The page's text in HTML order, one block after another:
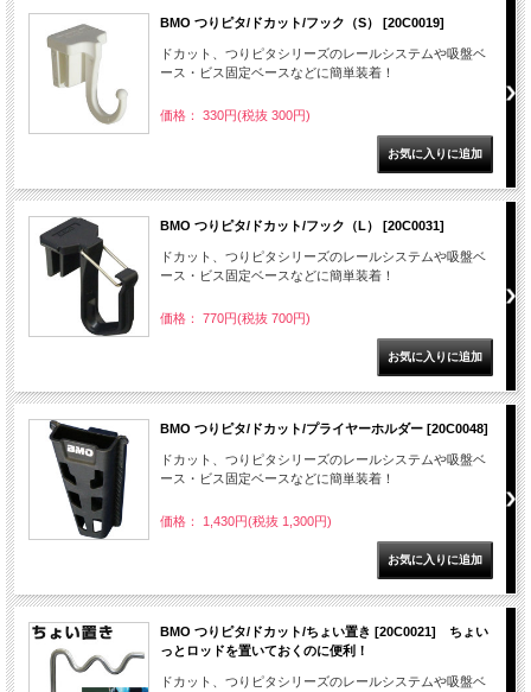
BMO つりピタ/ドカット/フック（S） [20C0019]
ドカット、つりピタシリーズのレールシステムや吸盤ベ
ース・ビス固定ベースなどに簡単装着！
価格： 330円(税抜 300円)
BMO つりピタ/ドカット/フック（L） [20C0031]
ドカット、つりピタシリーズのレールシステムや吸盤ベ
ース・ビス固定ベースなどに簡単装着！
価格： 770円(税抜 700円)
BMO つりピタ/ドカット/プライヤーホルダー [20C0048]
ドカット、つりピタシリーズのレールシステムや吸盤ベ
ース・ビス固定ベースなどに簡単装着！
価格： 1,430円(税抜 1,300円)
BMO つりピタ/ドカット/ちょい置き [20C0021] ちょい
っとロッドを置いておくのに便利！
ドカット、つりピタシリーズのレールシステムや吸盤ベ